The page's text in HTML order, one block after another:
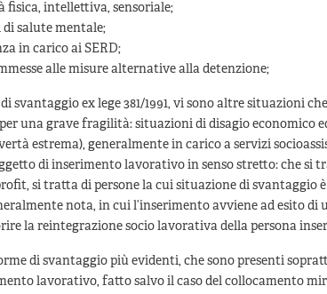
fisica, intellettiva, sensoriale;
salute mentale;
in carico ai SERD;
alle misure alternative alla detenzione;
svantaggio ex lege 381/1991, vi sono altre situazioni
una grave fragilità: situazioni di disagio economico
estrema), generalmente in carico a servizi
di inserimento lavorativo in senso stretto: che si
si tratta di persone la cui situazione di svantaggio
nota, in cui l’inserimento avviene ad esito di
la reintegrazione socio lavorativa della persona
di svantaggio più evidenti, che sono presenti
lavorativo, fatto salvo il caso del collocamento